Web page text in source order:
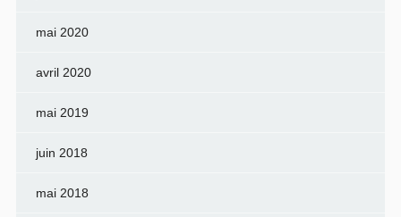
mai 2020
avril 2020
mai 2019
juin 2018
mai 2018